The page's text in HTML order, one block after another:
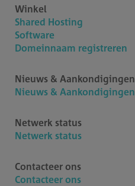
Winkel
Shared Hosting
Software
Domeinnaam registreren
Nieuws & Aankondigingen
Nieuws & Aankondigingen
Netwerk status
Netwerk status
Contacteer ons
Contacteer ons